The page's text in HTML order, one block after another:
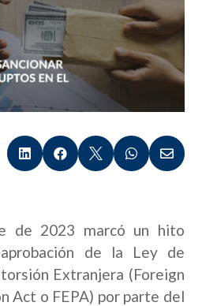
    
de 2023 marcó un hito
de la Ley de
Extranjera (Foreign
Act o FEPA) por parte del